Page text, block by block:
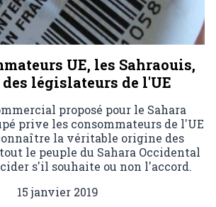
UE, les Sahraouis,
législateurs de l'UE
proposé pour le Sahara
prive les consommateurs de l'UE
la véritable origine des
le peuple du Sahara Occidental
s'il souhaite ou non l'accord.
15 janvier 2019